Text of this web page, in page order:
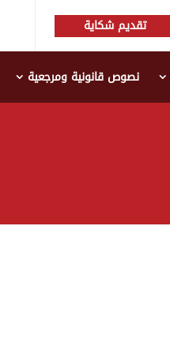
تقديم شكاية
نصوص قانونية ومرجعية